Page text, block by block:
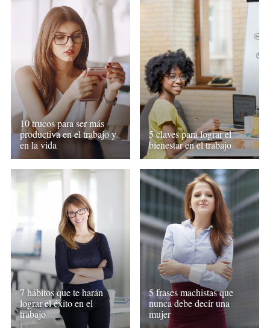
10 trucos para ser más
productiva en el trabajo y
en la vida
5 claves para lograr el
bienestar en el trabajo
7 hábitos que te harán
lograr el éxito en el
trabajo
5 frases machistas que
nunca debe decir una
mujer